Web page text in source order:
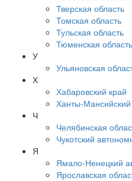
Тверская область
Томская область
Тульская область
Тюменская область
У
Ульяновская
Х
Хабаровский край
Ханты-
Ч
Челябинская
Чукотский
Я
Ямало-Ненецкий
Ярославская